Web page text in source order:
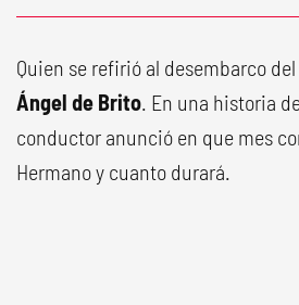
Quien se refirió al desembarco
Ángel de Brito. En una historia
conductor anunció en que mes
Hermano y cuanto durará.